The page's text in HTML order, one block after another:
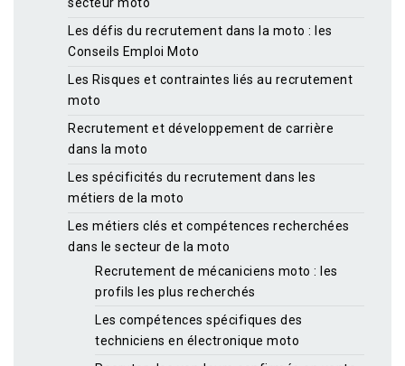
Les défis du recrutement dans la moto : les
Conseils Emploi Moto
Les Risques et contraintes liés au recrutement
moto
Recrutement et développement de carrière
dans la moto
Les spécificités du recrutement dans les
métiers de la moto
Les métiers clés et compétences recherchées
dans le secteur de la moto
Recrutement de mécaniciens moto : les
profils les plus recherchés
Les compétences spécifiques des
techniciens en électronique moto